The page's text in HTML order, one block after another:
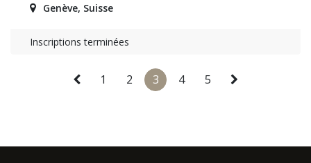
Genève, Suisse
Inscriptions terminées
1 2 3 4 5